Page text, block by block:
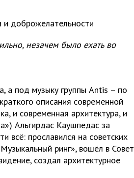
доброжелательности
незачем было ехать во
а под музыку группы Antis – по
описания современной
и современная архитектура, и
Альгирдас Каушпедас за
всё: прославился на советских
ринг», вошёл в Совет
создал архитектурное